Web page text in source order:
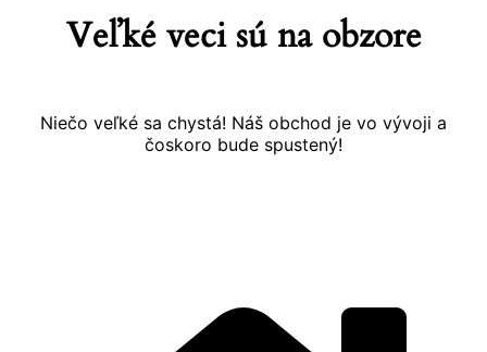
Veľké veci sú na obzore
Niečo veľké sa chystá! Náš obchod je vo vývoji a
čoskoro bude spustený!